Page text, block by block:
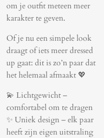
om je outfit meteen meer
karakter te geven.
Of je nu een simpele look
draagt of iets meer dressed
up gaat: dit is zo’n paar dat
het helemaal afmaakt 💖
💫 Lichtgewicht –
comfortabel om te dragen
✨ Uniek design – elk paar
heeft zijn eigen uitstraling